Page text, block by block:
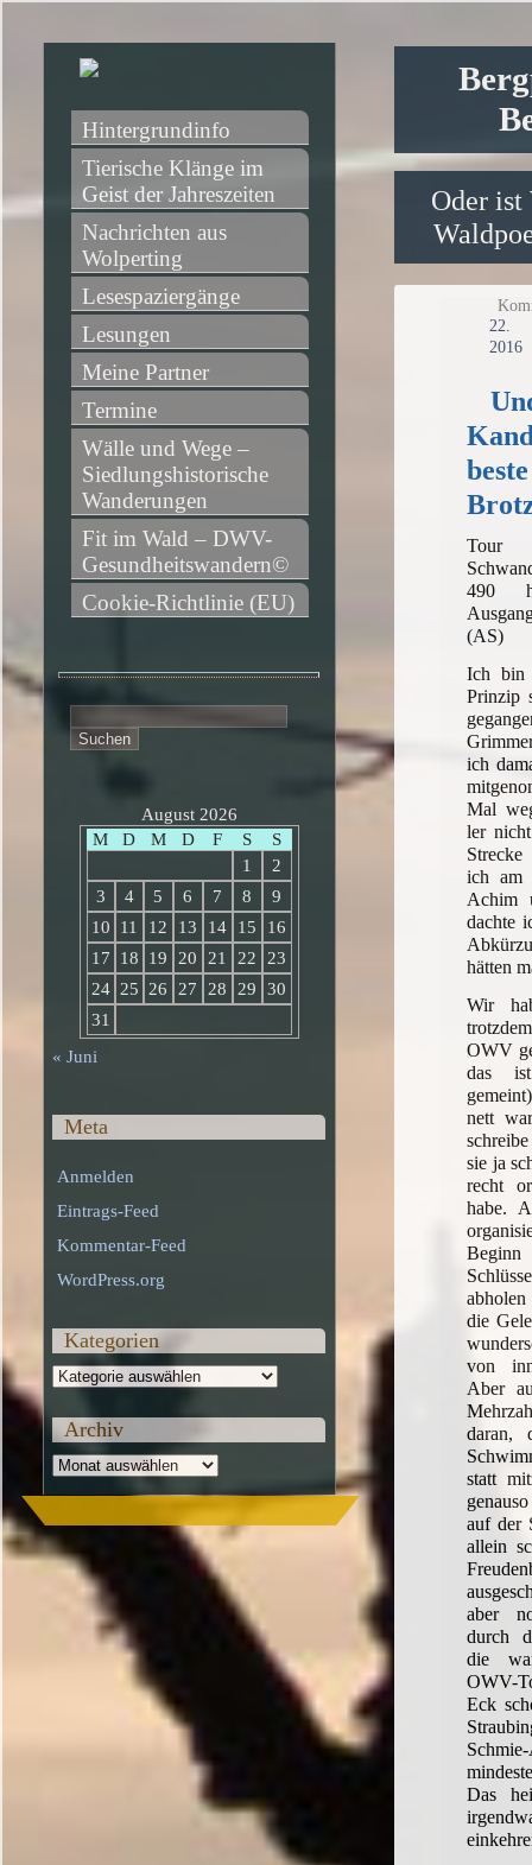
Oder ist
2016
beste
Tour
490
(AS)
Ich bin
Prinzip
ich
Mal
ler
ich am
Achim
dachte
hätten
Wir
OWV
das
nett
sie ja
recht
habe.
die
von
Aber
daran,
statt
auf der
allein
aber
durch
die
OWV-
Eck
Das
Hintergrundinfo
Tierische Klänge im
Geist der Jahreszeiten
Nachrichten aus
Wolperting
Lesespaziergänge
Lesungen
Meine Partner
Termine
Wälle und Wege –
Siedlungshistorische
Wanderungen
Fit im Wald – DWV-
Gesundheitswandern©
Cookie-Richtlinie (EU)
nach:
August 2026
M
D M D F S
S
1
2
3
4 5 6 7 8
9
10
11 12 13 14 15
16
17
18 19 20 21 22
23
24 25 26 27 28 29
30
31
« Juni
Meta
Anmelden
Eintrags-Feed
Kommentar-Feed
WordPress.org
Kategorien
Kategorien
Archiv
Archiv